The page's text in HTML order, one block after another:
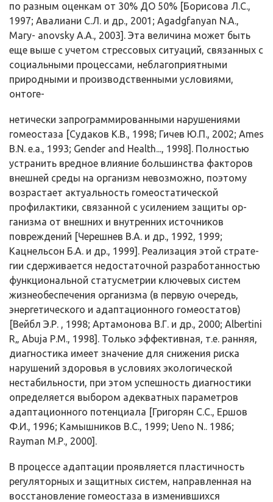
по разным оценкам от 30% ДО 50% [Борисова Л.С.,
1997; Авалиани С.Л. и др., 2001; Agadgfanyan N.A.,
Магу- anovsky А.А., 2003]. Эта величина может быть
еще выше с учетом стрессовых ситуаций, связанных с
социальными процессами, небла­гоприятными
природными и производственными условиями,
онтоге-
нетически запрограммированными нарушениями
гомеостаза [Судаков К.В., 1998; Гичев Ю.П., 2002; Ames
B.N. е.а., 1993; Gender and Health..., 1998]. Полностью
устранить вредное влияние большинства факторов
внеш­ней среды на организм невозможно, поэтому
возрастает актуальность гомеостатической
профилактики, связанной с усилением защиты ор­
ганизма от внешних и внутренних источников
повреждений [Черешнев В.А. и др., 1992, 1999;
Кацнельсон Б.А. и др., 1999]. Реализация этой страте­
гии сдерживается недостаточной разработанностью
функциональной статусметрии ключевых систем
жизнеобеспечения организма (в пер­вую очередь,
энергетического и адаптационного гомеостатов)
[Вейбл Э.Р. , 1998; Артамонова В.Г. и др., 2000; Albertini
R„ Abuja Р.М., 1998]. Только эффективная, т.е. ранняя,
диагностика имеет значение для снижения риска
нарушений здоровья в условиях экологической
нестабильности, при этом успешность диагностики
определяется выбором адекватных параметров
адаптационного потенциала [Григорян С.С., Ершов
Ф.И., 1996; Камышников В.С., 1999; Ueno N.. 1986;
Rayman М.Р., 2000].
В процессе адаптации проявляется пластичность
регуляторных и защитных систем, направленная на
восстановление гомеостаза в из­менившихся